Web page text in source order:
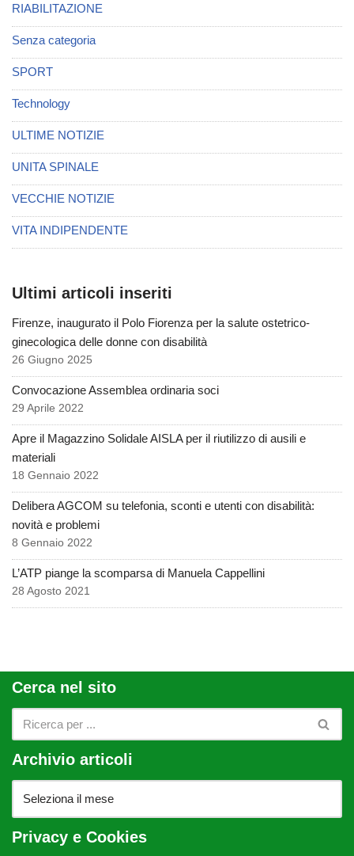
RIABILITAZIONE
Senza categoria
SPORT
Technology
ULTIME NOTIZIE
UNITA SPINALE
VECCHIE NOTIZIE
VITA INDIPENDENTE
Ultimi articoli inseriti
Firenze, inaugurato il Polo Fiorenza per la salute ostetrico-
ginecologica delle donne con disabilità
26 Giugno 2025
Convocazione Assemblea ordinaria soci
29 Aprile 2022
Apre il Magazzino Solidale AISLA per il riutilizzo di ausili e
materiali
18 Gennaio 2022
Delibera AGCOM su telefonia, sconti e utenti con disabilità:
novità e problemi
8 Gennaio 2022
L’ATP piange la scomparsa di Manuela Cappellini
28 Agosto 2021
Cerca nel sito
Archivio articoli
Privacy e Cookies